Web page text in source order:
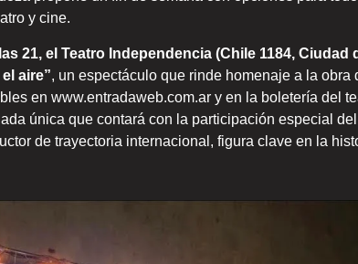
y cine.
21, el Teatro Independencia (Chile 1184, Ciudad
aire”, un espectáculo que rinde homenaje a la obra
en www.entradaweb.com.ar y en la boletería del
única que contará con la participación especial
de trayectoria internacional, figura clave en la